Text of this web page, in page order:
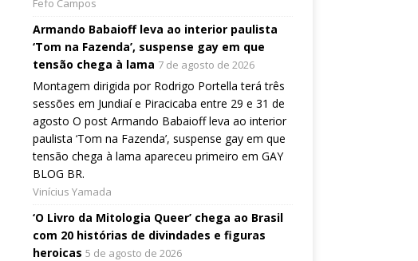
Fefo Campos
Armando Babaioff leva ao interior paulista
‘Tom na Fazenda’, suspense gay em que
tensão chega à lama 7 de agosto de 2026
Montagem dirigida por Rodrigo Portella terá três
sessões em Jundiaí e Piracicaba entre 29 e 31 de
agosto O post Armando Babaioff leva ao interior
paulista ‘Tom na Fazenda’, suspense gay em que
tensão chega à lama apareceu primeiro em GAY
BLOG BR.
Vinícius Yamada
‘O Livro da Mitologia Queer’ chega ao Brasil
com 20 histórias de divindades e figuras
heroicas 5 de agosto de 2026